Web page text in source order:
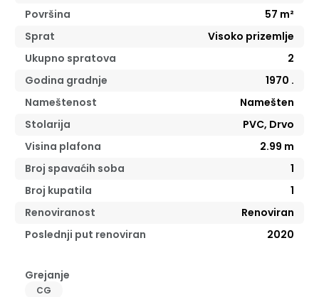
Površina
57 m²
Sprat
Visoko prizemlje
Ukupno spratova
2
Godina gradnje
1970 .
Nameštenost
Namešten
Stolarija
PVC, Drvo
Visina plafona
2.99 m
Broj spavaćih soba
1
Broj kupatila
1
Renoviranost
Renoviran
Poslednji put renoviran
2020
Grejanje
CG